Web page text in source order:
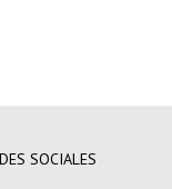
SOCIALES